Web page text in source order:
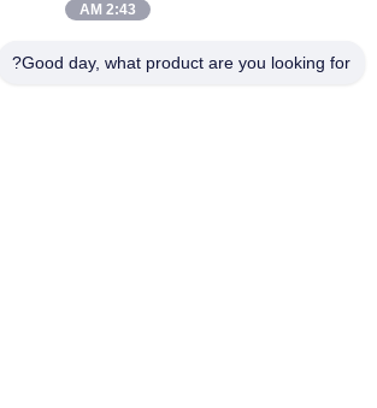
2:43 AM
Good day, what product are you looking for?